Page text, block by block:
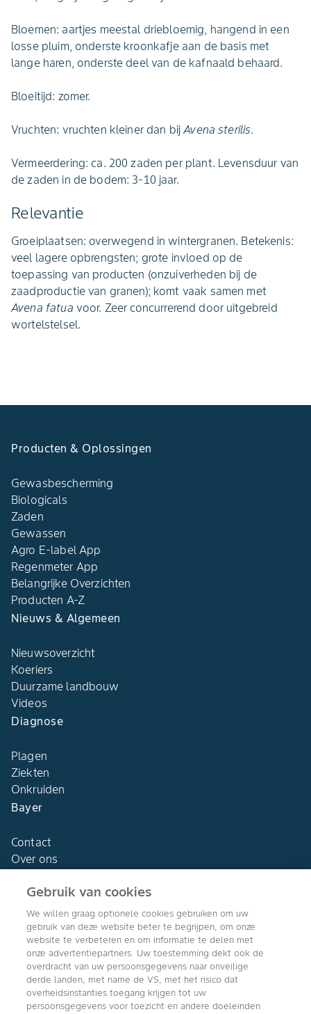
Bloemen: aartjes meestal driebloemig, hangend in een
losse pluim, onderste kroonkafje aan de basis met
lange haren, onderste deel van de kafnaald behaard.
Bloeitijd: zomer.
Vruchten: vruchten kleiner dan bijAvena sterilis.
Vermeerdering: ca. 200 zaden per plant. Levensduur van
de zaden in de bodem: 3-10 jaar.
Relevantie
Groeiplaatsen: overwegend in wintergranen. Betekenis:
veel lagere opbrengsten; grote invloed op de
toepassing van producten (onzuiverheden bij de
zaadproductie van granen); komt vaak samen met
Avena fatua voor. Zeer concurrerend door uitgebreid
wortelstelsel.
Producten & Oplossingen
Gewasbescherming
Biologicals
Zaden
Gewassen
Agro E-label App
Regenmeter App
Belangrijke Overzichten
Producten A-Z
Nieuws & Algemeen
Nieuwsoverzicht
Koeriers
Duurzame landbouw
Videos
Diagnose
Plagen
Ziekten
Onkruiden
Bayer
Contact
Over ons
Agro Bayer
Nederland
Volg ons
Gebruik van cookies
We willen graag optionele cookies gebruiken om uw
gebruik van deze website beter te begrijpen, om onze
website te verbeteren en om informatie te delen met
onze advertentiepartners. Uw toestemming dekt ook de
overdracht van uw persoonsgegevens naar onveilige
derde landen, met name de VS, met het risico dat
overheidsinstanties toegang krijgen tot uw
persoonsgegevens voor toezicht en andere doeleinden